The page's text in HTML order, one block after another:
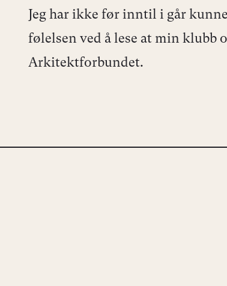
Jeg har ikke før inntil i går
følelsen ved å lese at min klubb
Arkitektforbundet.